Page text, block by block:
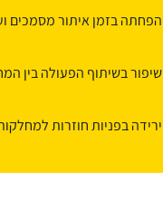
הפחתה בזמן איתור מסמכים
שיפור בשיתוף הפעולה בין
ירידה בפניות חוזרות